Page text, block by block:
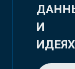
И
ИДЕЯХ